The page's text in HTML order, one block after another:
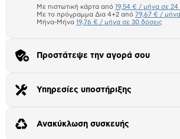
Πιστωτική κάρτα
Μήνα Μήνα
Αριθμός δόσεων
Με πιστωτική κάρτα από 19,54 € / μήνα σε 24
Με το πρόγραμμα Δια 4+2 από 79,67 € /
Μήνα-Μήνα 19,76 € / μήνα σε 30 δόσεις
Προστάτεψε την αγορά σου
Υπηρεσίες υποστήριξης
Ανακύκλωση συσκευής